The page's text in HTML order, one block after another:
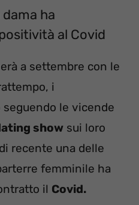
dama ha
al Covid
a settembre con le
i
le vicende
show sui loro
recente una delle
femminile ha
il Covid.